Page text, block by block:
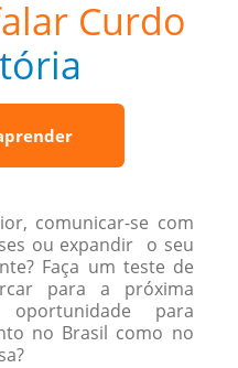
Curdo
comunicar-se com
ou expandir o seu
Faça um teste de
para a próxima
para
no Brasil como no